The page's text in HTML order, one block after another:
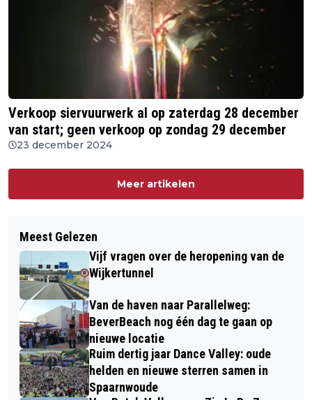
Verkoop siervuurwerk al op zaterdag 28 december
van start; geen verkoop op zondag 29 december
23 december 2024
Meer artikelen
Meest Gelezen
Vijf vragen over de heropening van de
Wijkertunnel
Van de haven naar Parallelweg:
BeverBeach nog één dag te gaan op
nieuwe locatie
Ruim dertig jaar Dance Valley: oude
helden en nieuwe sterren samen in
Spaarnwoude